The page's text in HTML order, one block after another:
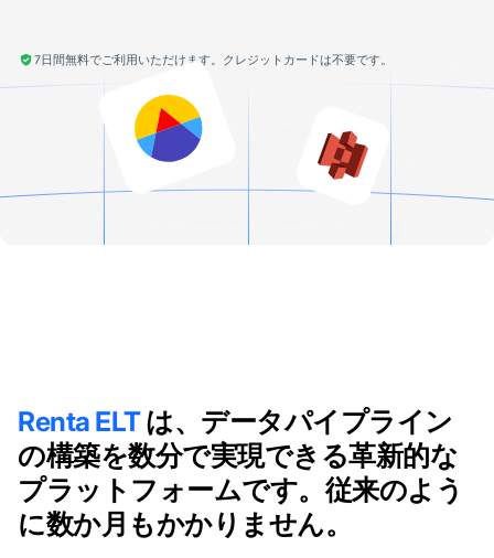
7日間無料でご利用いただけます。クレジットカードは不要です。
Renta ELTは、データパイプライン
の構築を数分で実現できる革新的な
プラットフォームです。従来のよう
に数か月もかかりません。